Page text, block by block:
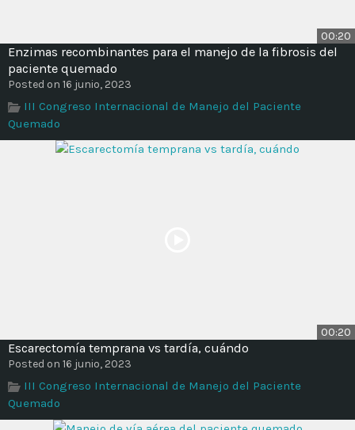
00:20
Enzimas recombinantes para el manejo de la fibrosis del
paciente quemado
Posted on 16 junio, 2023
III Congreso Internacional de Manejo del Paciente
Quemado
00:20
Escarectomía temprana vs tardía, cuándo
Posted on 16 junio, 2023
III Congreso Internacional de Manejo del Paciente
Quemado